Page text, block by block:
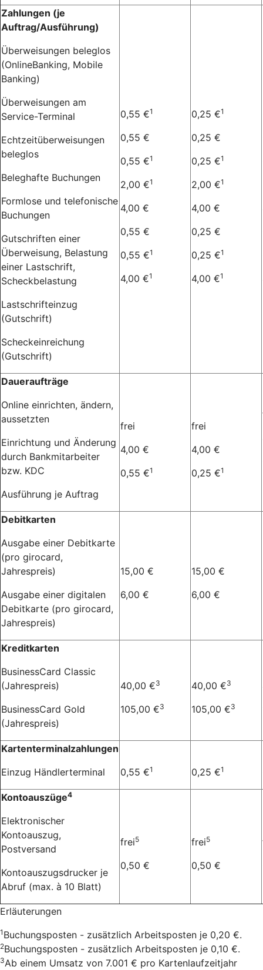
Zahlungen (je
Auftrag/Ausführung)
Überweisungen beleglos
(OnlineBanking, Mobile
Banking)
Überweisungen am
Service-Terminal
Echtzeitüberweisungen
beleglos
Beleghafte Buchungen
Formlose und telefonische
Buchungen
Gutschriften einer
Überweisung, Belastung
einer Lastschrift,
Scheckbelastung
Lastschrifteinzug
(Gutschrift)
Scheckeinreichung
(Gutschrift)
0,55 €1
0,55 €
0,55 €1
2,00 €1
4,00 €
0,55 €
0,55 €1
4,00 €1
0,25 €1
0,25 €
0,25 €1
2,00 €1
4,00 €
0,25 €
0,25 €1
4,00 €1
Daueraufträge
Online einrichten, ändern,
aussetzten
Einrichtung und Änderung
durch Bankmitarbeiter
bzw. KDC
Ausführung je Auftrag
frei
4,00 €
0,55 €1
frei
4,00 €
0,25 €1
Debitkarten
Ausgabe einer Debitkarte
(pro girocard,
Jahrespreis)
Ausgabe einer digitalen
Debitkarte (pro girocard,
Jahrespreis)
15,00 €
6,00 €
15,00 €
6,00 €
Kreditkarten
BusinessCard Classic
(Jahrespreis)
BusinessCard Gold
(Jahrespreis)
40,00 €3
105,00 €3
40,00 €3
105,00 €3
Kartenterminalzahlungen
Einzug Händlerterminal
0,55 €1 0,25 €1
Kontoauszüge4
Elektronischer
Kontoauszug,
Postversand
Kontoauszugsdrucker je
Abruf (max. à 10 Blatt)
frei5
0,50 €
frei5
0,50 €
Erläuterungen
1 Buchungsposten - zusätzlich Arbeitsposten je 0,20 €.
2Buchungsposten - zusätzlich Arbeitsposten je 0,10 €.
3Ab einem Umsatz von 7.001 € pro Kartenlaufzeitjahr